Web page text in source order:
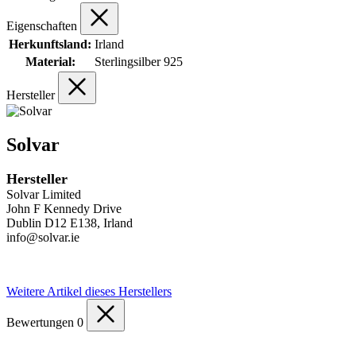
Eigenschaften
Herkunftsland: Irland
Material:
Sterlingsilber 925
Hersteller
Solvar
Hersteller
Solvar Limited
John F Kennedy Drive
Dublin D12 E138, Irland
info@solvar.ie
Weitere Artikel dieses Herstellers
Bewertungen 0